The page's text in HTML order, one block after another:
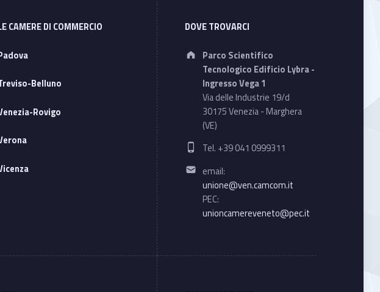
CAMERE DI COMMERCIO
Belluno
Rovigo
DOVE TROVARCI
Address:
Parco Scientifico
Tecnologico Edificio Lybra -
Ingresso Vega 1
Via delle Industrie 19/d
30175 Venezia - Marghera
(VE)
Phone number:
Tel. +39 041 0999311
Email address:
email:
unione@ven.camcom.it
PEC:
unioncamereveneto@pec.it